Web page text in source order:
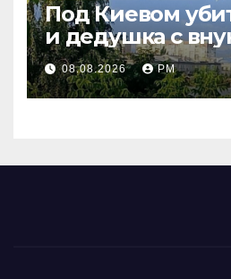
Под Киевом
и дедушка с
Поволжье и на
вновь горят НПЗ
08.08.2026 РМ